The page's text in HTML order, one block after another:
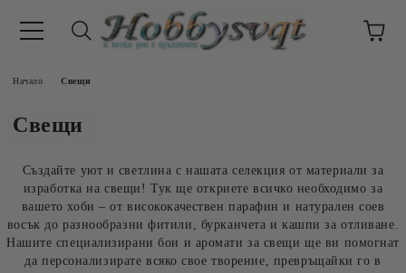
Начало Свещи
Свещи
Създайте уют и светлина с нашата селекция от материали за
изработка на свещи! Тук ще откриете всичко необходимо за
вашето хоби – от висококачествен парафин и натурален соев
восък до разнообразни фитили, бурканчета и кашпи за отливане.
Нашите специализирани бои и аромати за свещи ще ви помогнат
да персонализирате всяко свое творение, превръщайки го в